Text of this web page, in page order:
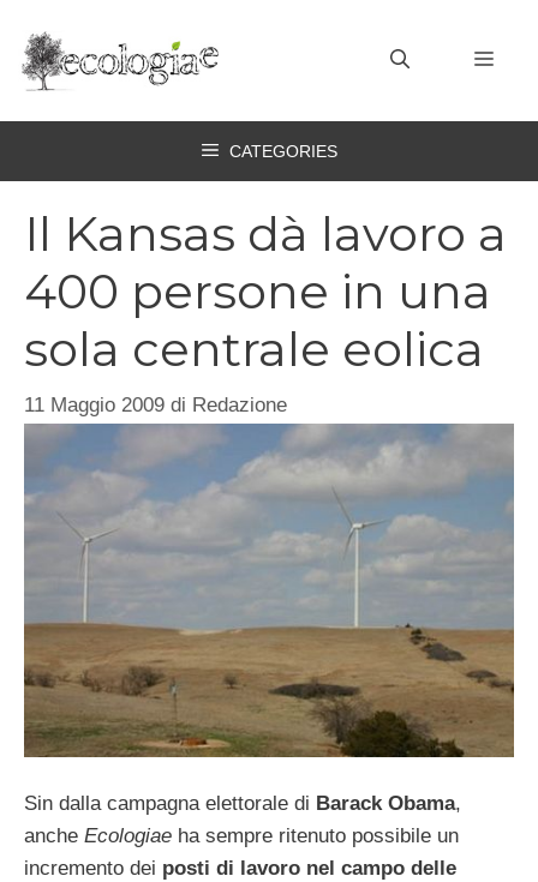
contenuto
CATEGORIES
Il Kansas dà lavoro a
400 persone in una
sola centrale eolica
11 Maggio 2009 di Redazione
Sin dalla campagna elettorale di Barack Obama,
anche Ecologiae ha sempre ritenuto possibile un
incremento dei posti di lavoro nel campo delle